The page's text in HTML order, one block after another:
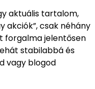
aktuális tartalom,
akciók”, csak néhány
forgalma jelentősen
stabilabbá és
vagy blogod